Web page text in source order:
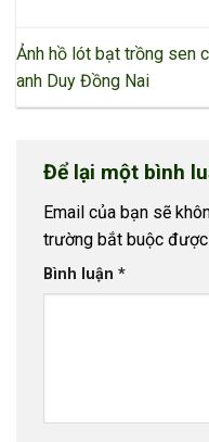
Ảnh hồ lót bạt trồng sen
anh Duy Đồng Nai
Để lại một bình
Email của bạn sẽ
trường bắt buộc
Bình luận *